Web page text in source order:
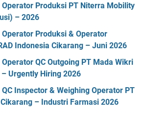
Produksi PT Niterra Mobility
– 2026
Produksi & Operator
Indonesia Cikarang – Juni 2026
QC Outgoing PT Mada Wikri
Urgently Hiring 2026
Inspector & Weighing Operator PT
– Industri Farmasi 2026